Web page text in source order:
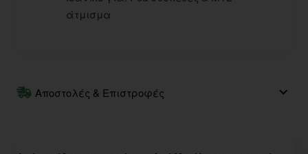
άτμισμα
Αποστολές & Επιστροφές